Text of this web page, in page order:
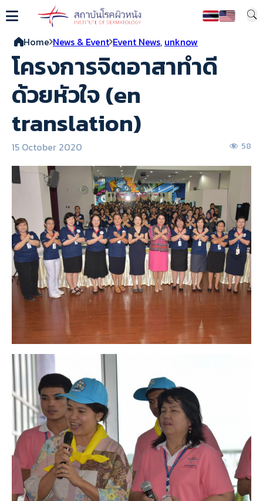
Home News & Event Event News, unknow
โครงการจิตอาสาทำดี
ด้วยหัวใจ (en
translation)
15 October 2020 58